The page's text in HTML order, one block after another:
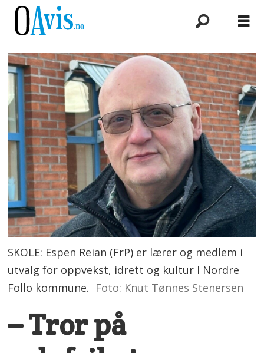
SKOLE: Espen Reian (FrP) er lærer og medlem i
utvalg for oppvekst, idrett og kultur I Nordre
Follo kommune. Foto: Knut Tønnes Stenersen
– Tror på